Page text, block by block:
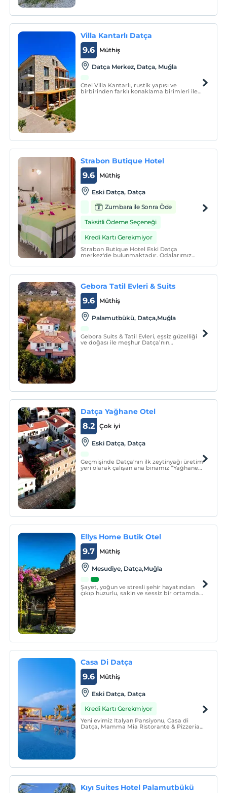
Villa Kantarlı Datça
Müthiş
9.6
Datça Merkez, Datça, Muğla
Otel Villa Kantarlı, rustik yapısı ve
birbirinden farklı konaklama birimleri ile
Strabon Butique Hotel
Müthiş
9.6
Eski Datça, Datça
Zumbara ile Sonra Öde
Taksitli Ödeme Seçeneği
Kredi Kartı Gerekmiyor
Strabon Butique Hotel Eski Datça
merkez'de bulunmaktadır. Odalarımız
düzenlenmiştir. Kahvaltımız organik
ürünlerden oluşmaktadır.
Gebora Tatil Evleri & Suits
Müthiş
9.6
Palamutbükü, Datça,Muğla
Gebora Suits & Tatil Evleri, eşsiz güzelliği
ve doğası ile meşhur Datça’nın
Datça Yağhane Otel
Çok iyi
8.2
Eski Datça, Datça
Geçmişinde Datça'nın ilk zeytinyağı üretim
yeri olarak çalışan ana binamız “Yağhane”
Ellys Home Butik Otel
Müthiş
9.7
Mesudiye, Datça,Muğla
Şayet, yoğun ve stresli şehir hayatından
çıkıp huzurlu, sakin ve sessiz bir ortamda,
Casa Di Datça
Müthiş
9.6
Eski Datça, Datça
Kredi Kartı Gerekmiyor
Yeni evimiz Italyan Pansiyonu, Casa di
Datça, Mamma Mia Ristorante & Pizzeria
Kıyı Suites Hotel Palamutbükü